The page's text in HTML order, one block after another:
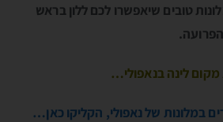
טובים שיאפשרו לכם ללון בראש
לינה בנאפולי…
במלונות של נאפולי, הקליקו כאן…